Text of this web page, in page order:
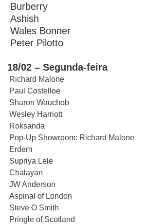
Burberry
Ashish
Wales Bonner
Peter Pilotto
18/02 – Segunda-feira
Richard Malone
Paul Costelloe
Sharon Wauchob
Wesley Harriott
Roksanda
Pop-Up Showroom: Richard Malone
Erdem
Supriya Lele
Chalayan
JW Anderson
Aspinal of London
Steve O Smith
Pringle of Scotland